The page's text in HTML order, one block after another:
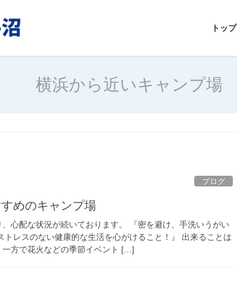
トップ
横浜から近いキャンプ場
ブログ
めのキャンプ場
心配な状況が続いております。 『密を避け、手洗いうがい
トレスのない健康的な生活を心がけること！』 出来ることは
方で花火などの季節イベント […]